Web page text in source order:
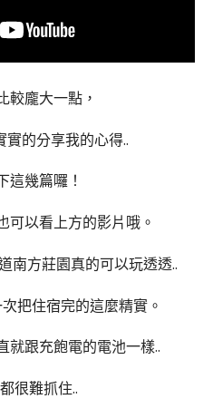
較龐大一點，
的分享我的心得..
這幾篇囉！
可以看上方的影片哦。
南方莊園真的可以玩透透..
把住宿完的這麼精實。
就跟充飽電的電池一樣..
很難抓住..